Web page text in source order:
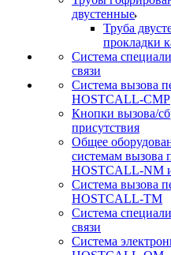
двустенные
Труба
прокладки
Система
связи
Cистема вызова
HOSTCALL-CMP
Кнопки вызова/
присутствия
Общее
системам вызова
HOSTCALL-NM
Система вызова
HOSTCALL-TM
Система
связи
Система